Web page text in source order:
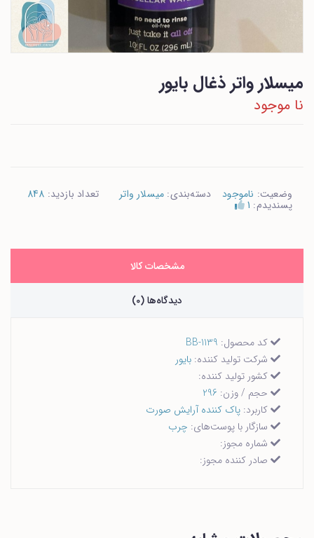
میسلار واتر ذغال بایور
نا موجود
وضعیت: ناموجود دسته‌بندی: میسلار واتر تعداد بازدید: 848
پسندیدم: 1
مشخصات کالا
دیدگاه‌ها (0)
کد محصول: BB-1139
شرکت تولید کننده: بایور
کشور تولید کننده:
حجم / وزن: 296
کاربرد: پاک کننده آرایش صورت
سازگار با پوست‌های: چرب
شماره مجوز:
صادر کننده مجوز: